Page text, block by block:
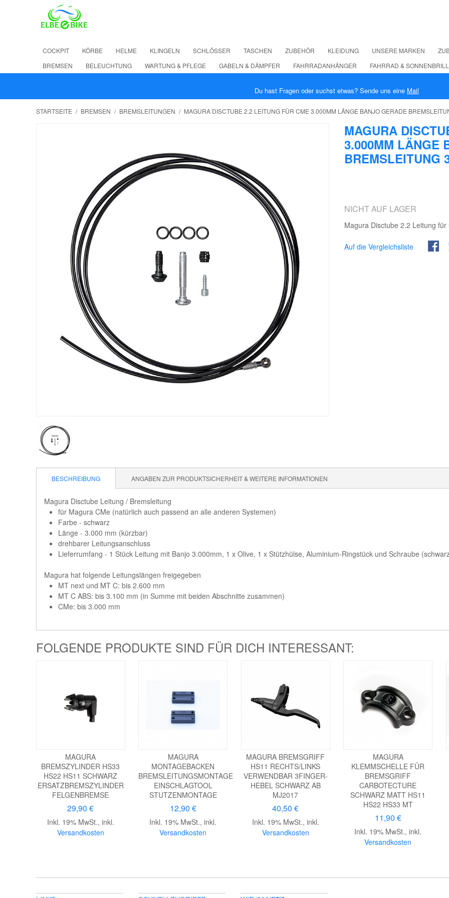
COCKPIT KÖRBE HELME KLINGELN SCHLÖSSER TASCHEN ZUBEHÖR KLEIDUNG UNSERE MARKEN
BREMSEN
BELEUCHTUNG WARTUNG & PFLEGE GABELN & DÄMPFER FAHRRADANHÄNGER FAHRRAD &
Du hast Fragen oder suchst etwas? Sende uns eine Mail
STARTSEITE / BREMSEN / BREMSLEITUNGEN / MAGURA DISCTUBE 2.2 LEITUNG FÜR CME 3.000MM LÄNGE BANJO GERADE
MAGURA
3.000MM LÄNGE
BREMSLEITUNG
NICHT AUF LAGER
Magura Disctube 2.2 Leitung
Auf die Vergleichsliste
BESCHREIBUNG ANGABEN ZUR PRODUKTSICHERHEIT & WEITERE INFORMATIONEN
Magura Disctube Leitung / Bremsleitung
für Magura CMe (natürlich auch passend an alle anderen Systemen)
Farbe - schwarz
Länge - 3.000 mm (kürzbar)
drehbarer Leitungsanschluss
Lieferrumfang - 1 Stück Leitung mit Banjo 3.000mm, 1 x Olive, 1 x Stützhülse, Aluminium-Ringstück und Schraube
Magura hat folgende Leitungslängen freigegeben
MT next und MT C: bis 2.600 mm
MT C ABS: bis 3.100 mm (in Summe mit beiden Abschnitte zusammen)
CMe: bis 3.000 mm
FOLGENDE PRODUKTE SIND FÜR DICH INTERESSANT:
MAGURA
BREMSZYLINDER HS33
HS22 HS11 SCHWARZ
ERSATZBREMSZYLINDER
FELGENBREMSE
29,90 €
Inkl. 19% MwSt., inkl.
Versandkosten
MAGURA
MONTAGEBACKEN
BREMSLEITUNGSMONTAGE
EINSCHLAGTOOL
STUTZENMONTAGE
12,90 €
Inkl. 19% MwSt.,inkl.
Versandkosten
MAGURA BREMSGRIFF
HS11 RECHTS/LINKS
VERWENDBAR 3FINGER-
HEBEL SCHWARZ AB
MJ2017
40,50 €
Inkl. 19% MwSt., inkl.
Versandkosten
MAGURA
KLEMMSCHELLE FÜR
BREMSGRIFF
CARBOTECTURE
SCHWARZ MATT HS11
HS22 HS33 MT
11,90 €
Inkl. 19% MwSt.,inkl.
Versandkosten